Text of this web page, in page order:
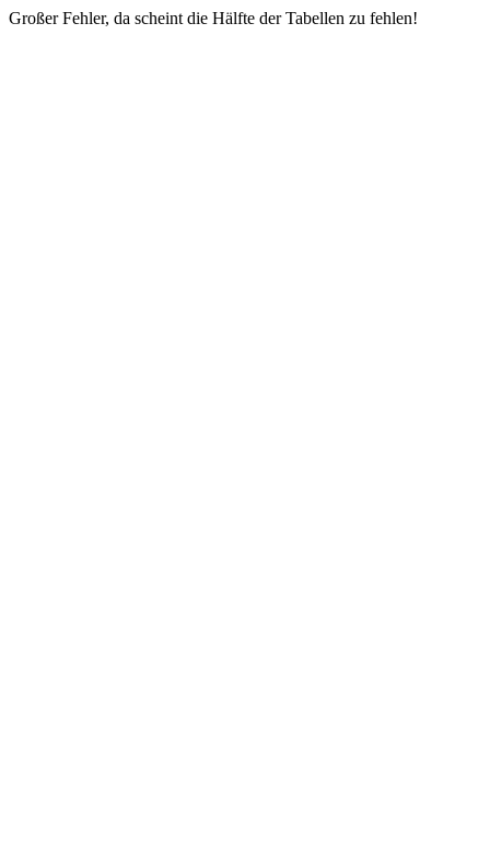
Großer Fehler, da scheint die Hälfte der Tabellen zu fehlen!